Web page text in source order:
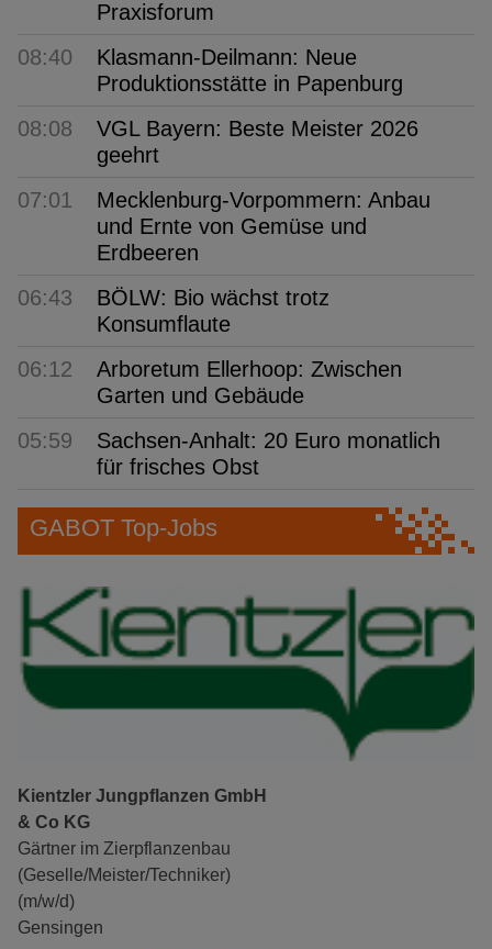
Praxisforum
08:40
Klasmann-Deilmann: Neue
Produktionsstätte in Papenburg
08:08
VGL Bayern: Beste Meister 2026
geehrt
07:01
Mecklenburg-Vorpommern: Anbau
und Ernte von Gemüse und
Erdbeeren
06:43
BÖLW: Bio wächst trotz
Konsumflaute
06:12
Arboretum Ellerhoop: Zwischen
Garten und Gebäude
05:59
Sachsen-Anhalt: 20 Euro monatlich
für frisches Obst
GABOT Top-Jobs
Kientzler Jungpflanzen GmbH
& Co KG
Gärtner im Zierpflanzenbau
(Geselle/Meister/Techniker)
(m/w/d)
Gensingen